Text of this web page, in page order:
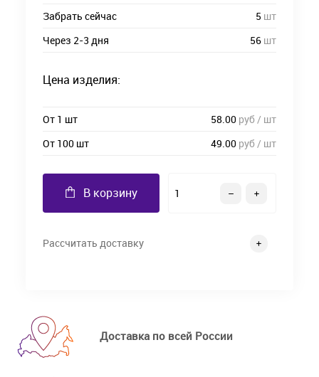
Забрать сейчас
5 шт
Через 2-3 дня
56 шт
Цена изделия:
От 1 шт 58.00 руб / шт
От 100 шт
49.00 руб / шт
В корзину
Рассчитать доставку
Доставка по всей России